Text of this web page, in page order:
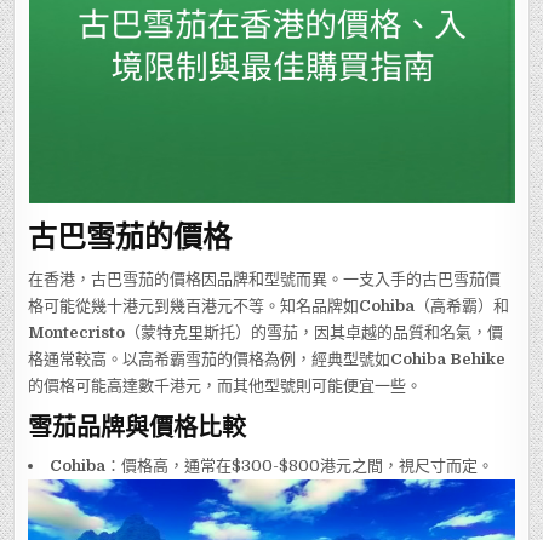
境
限
制
與
最
古巴雪茄的價格
在香港，古巴雪茄的價格因品牌和型號而異。一支入手的古巴雪茄價
格可能從幾十港元到幾百港元不等。知名品牌如Cohiba （高希霸）和
Montecristo （蒙特克里斯托）的雪茄，因其卓越的品質和名氣，價
格通常較高。以高希霸雪茄的價格為例，經典型號如Cohiba Behike
的價格可能高達數千港元，而其他型號則可能便宜一些。
雪茄品牌與價格比較
Cohiba ：價格高，通常在$300-$800港元之間，視尺寸而定。